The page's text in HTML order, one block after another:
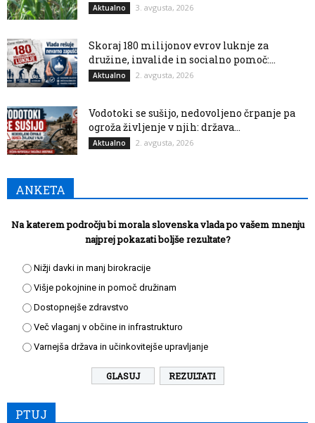
Aktualno 3. avgusta, 2026
Skoraj 180 milijonov evrov luknje za
družine, invalide in socialno pomoč:...
Aktualno 2. avgusta, 2026
Vodotoki se sušijo, nedovoljeno črpanje pa
ogroža življenje v njih: država...
Aktualno 2. avgusta, 2026
ANKETA
Na katerem področju bi morala slovenska vlada po vašem mnenju
najprej pokazati boljše rezultate?
Nižji davki in manj birokracije
Višje pokojnine in pomoč družinam
Dostopnejše zdravstvo
Več vlaganj v občine in infrastrukturo
Varnejša država in učinkovitejše upravljanje
REZULTATI
PTUJ